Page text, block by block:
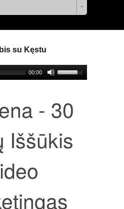
su Kęstu
00:00
- 30
Iššūkis